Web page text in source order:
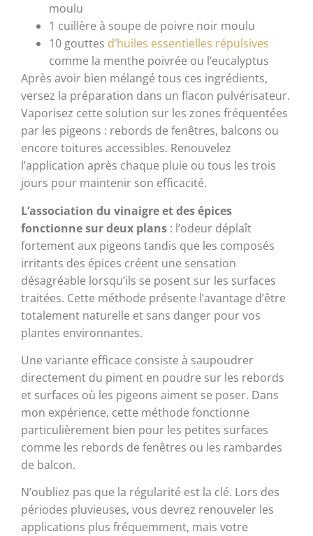
moulu
1 cuillère à soupe de poivre noir moulu
10 gouttes d’huiles essentielles répulsives
comme la menthe poivrée ou l’eucalyptus
Après avoir bien mélangé tous ces ingrédients,
versez la préparation dans un flacon pulvérisateur.
Vaporisez cette solution sur les zones fréquentées
par les pigeons : rebords de fenêtres, balcons ou
encore toitures accessibles. Renouvelez
l’application après chaque pluie ou tous les trois
jours pour maintenir son efficacité.
L’association du vinaigre et des épices
fonctionne sur deux plans : l’odeur déplaît
fortement aux pigeons tandis que les composés
irritants des épices créent une sensation
désagréable lorsqu’ils se posent sur les surfaces
traitées. Cette méthode présente l’avantage d’être
totalement naturelle et sans danger pour vos
plantes environnantes.
Une variante efficace consiste à saupoudrer
directement du piment en poudre sur les rebords
et surfaces où les pigeons aiment se poser. Dans
mon expérience, cette méthode fonctionne
particulièrement bien pour les petites surfaces
comme les rebords de fenêtres ou les rambardes
de balcon.
N’oubliez pas que la régularité est la clé. Lors des
périodes pluvieuses, vous devrez renouveler les
applications plus fréquemment, mais votre